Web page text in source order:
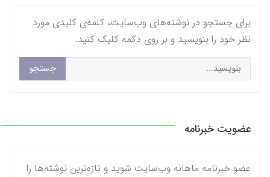
برای جستجو در نوشته‌های وب‌سایت، کلمه‌ی کلیدی مورد
نظر خود را بنویسید و بر روی دکمه کلیک کنید.
جستجو
عضویت خبرنامه
عضو خبرنامه ماهانه وب‌سایت شوید و تازه‌ترین نوشته‌ها را